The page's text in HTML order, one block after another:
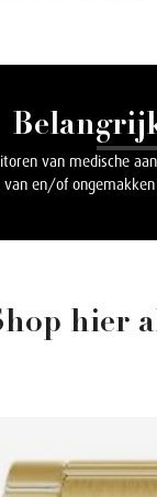
van medische
van en/of
hier